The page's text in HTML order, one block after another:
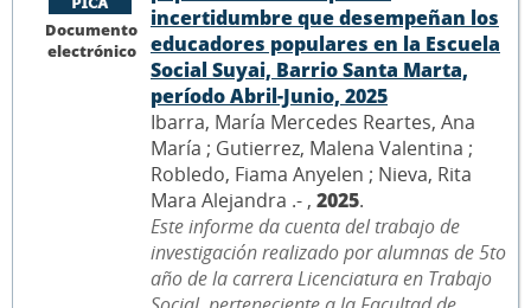
Documento
electrónico
incertidumbre que desempeñan los
educadores populares en la Escuela
Social Suyai, Barrio Santa Marta,
período Abril-Junio, 2025
Ibarra, María Mercedes Reartes, Ana
María ; Gutierrez, Malena Valentina ;
Robledo, Fiama Anyelen ; Nieva, Rita
Mara Alejandra .- , 2025.
Este informe da cuenta del trabajo de
investigación realizado por alumnas de 5to
año de la carrera Licenciatura en Trabajo